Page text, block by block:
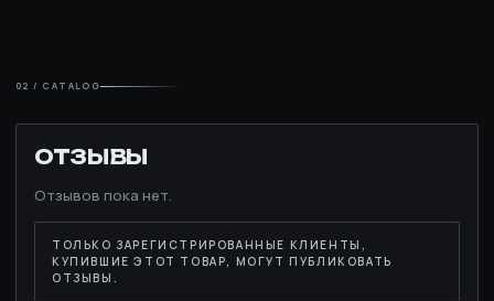
02 / CATALOG
ОТЗЫВЫ
Отзывов пока нет.
ТОЛЬКО ЗАРЕГИСТРИРОВАННЫЕ КЛИЕНТЫ,
КУПИВШИЕ ЭТОТ ТОВАР, МОГУТ ПУБЛИКОВАТЬ
ОТЗЫВЫ.